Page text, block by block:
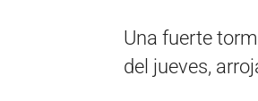
Una fuerte
del jueves,